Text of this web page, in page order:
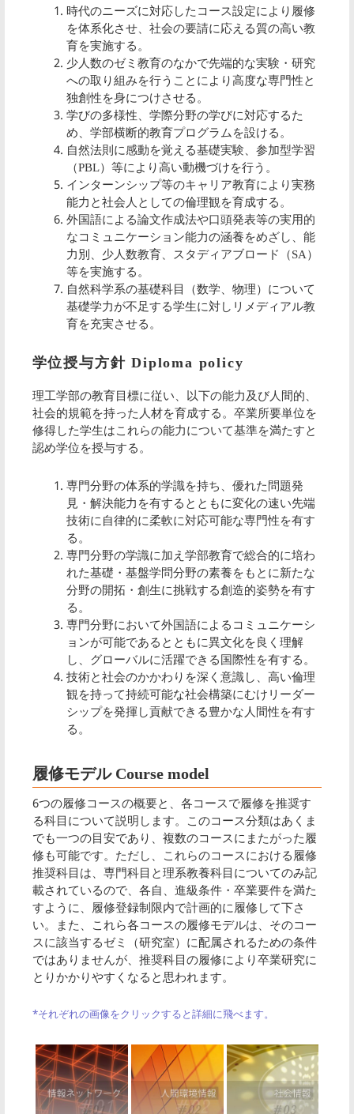
時代のニーズに対応したコース設定により履修
を体系化させ、社会の要請に応える質の高い教
育を実施する。
少人数のゼミ教育のなかで先端的な実験・研究
への取り組みを行うことにより高度な専門性と
独創性を身につけさせる。
学びの多様性、学際分野の学びに対応するた
め、学部横断的教育プログラムを設ける。
自然法則に感動を覚える基礎実験、参加型学習
（PBL）等により高い動機づけを行う。
インターンシップ等のキャリア教育により実務
能力と社会人としての倫理観を育成する。
外国語による論文作成法や口頭発表等の実用的
なコミュニケーション能力の涵養をめざし、能
力別、少人数教育、スタディアブロード（SA）
等を実施する。
自然科学系の基礎科目（数学、物理）について
基礎学力が不足する学生に対しリメディアル教
育を充実させる。
学位授与方針 Diploma policy
理工学部の教育目標に従い、以下の能力及び人間的、
社会的規範を持った人材を育成する。卒業所要単位を
修得した学生はこれらの能力について基準を満たすと
認め学位を授与する。
専門分野の体系的学識を持ち、優れた問題発
見・解決能力を有するとともに変化の速い先端
技術に自律的に柔軟に対応可能な専門性を有す
る。
専門分野の学識に加え学部教育で総合的に培わ
れた基礎・基盤学問分野の素養をもとに新たな
分野の開拓・創生に挑戦する創造的姿勢を有す
る。
専門分野において外国語によるコミュニケーシ
ョンが可能であるとともに異文化を良く理解
し、グローバルに活躍できる国際性を有する。
技術と社会のかかわりを深く意識し、高い倫理
観を持って持続可能な社会構築にむけリーダー
シップを発揮し貢献できる豊かな人間性を有す
る。
履修モデル Course model
6つの履修コースの概要と、各コースで履修を推奨す
る科目について説明します。このコース分類はあくま
でも一つの目安であり、複数のコースにまたがった履
修も可能です。ただし、これらのコースにおける履修
推奨科目は、専門科目と理系教養科目についてのみ記
載されているので、各自、進級条件・卒業要件を満た
すように、履修登録制限内で計画的に履修して下さ
い。また、これら各コースの履修モデルは、そのコー
スに該当するゼミ（研究室）に配属されるための条件
ではありませんが、推奨科目の履修により卒業研究に
とりかかりやすくなると思われます。
*それぞれの画像をクリックすると詳細に飛べます。